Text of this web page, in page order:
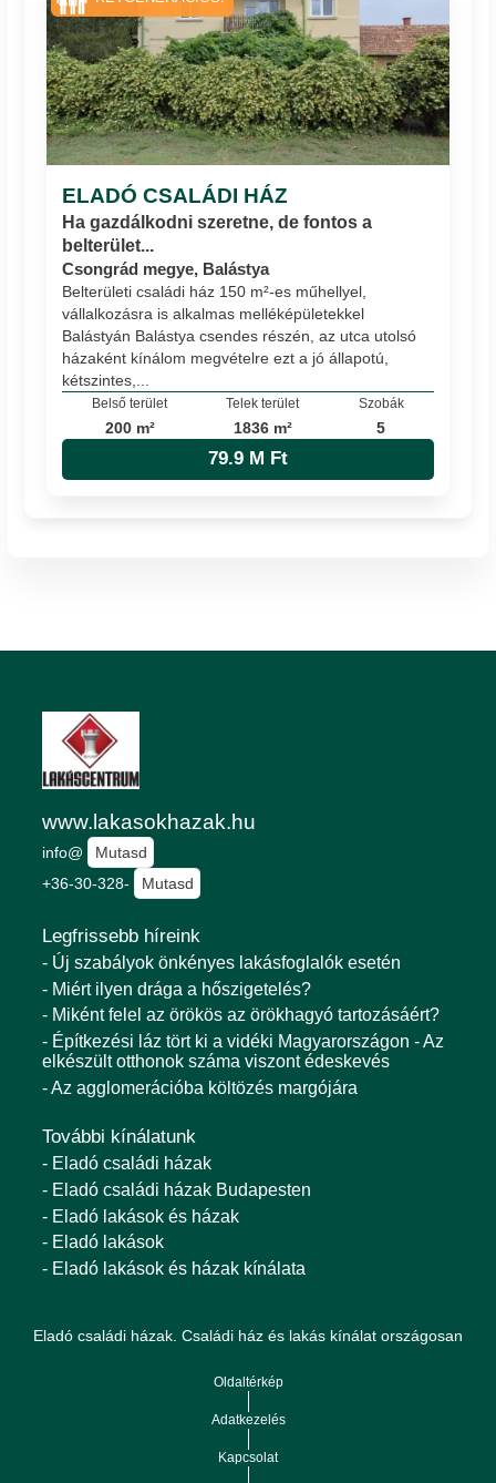
ELADÓ CSALÁDI HÁZ
Ha gazdálkodni szeretne, de fontos a
belterület...
Csongrád megye, Balástya
Belterületi családi ház 150 m²-es műhellyel,
vállalkozásra is alkalmas melléképületekkel
Balástyán Balástya csendes részén, az utca utolsó
házaként kínálom megvételre ezt a jó állapotú,
kétszintes,...
Belső terület
200 m²
Telek terület
1836 m²
Szobák
5
79.9 M Ft
www.lakasokhazak.hu
info@
Mutasd
+36-30-328-
Mutasd
Legfrissebb híreink
- Új szabályok önkényes lakásfoglalók esetén
- Miért ilyen drága a hőszigetelés?
- Miként felel az örökös az örökhagyó tartozásáért?
- Építkezési láz tört ki a vidéki Magyarországon - Az
elkészült otthonok száma viszont édeskevés
- Az agglomerációba költözés margójára
További kínálatunk
- Eladó családi házak
- Eladó családi házak Budapesten
- Eladó lakások és házak
- Eladó lakások
- Eladó lakások és házak kínálata
Eladó családi házak. Családi ház és lakás kínálat országosan
Oldaltérkép
Adatkezelés
Kapcsolat